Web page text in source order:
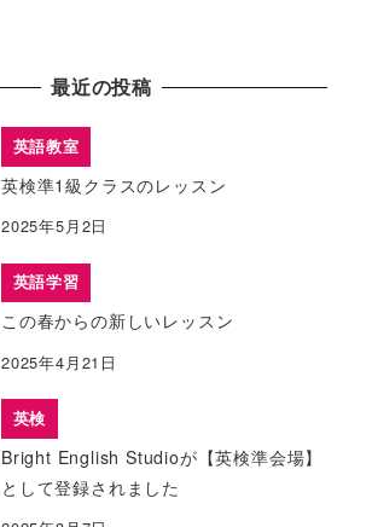
最近の投稿
英語教室
英検準1級クラスのレッスン
2025年5月2日
英語学習
この春からの新しいレッスン
2025年4月21日
英検
Bright English Studioが【英検準会場】
として登録されました